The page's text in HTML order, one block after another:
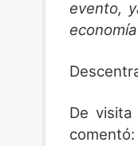
evento,
De
comentó: